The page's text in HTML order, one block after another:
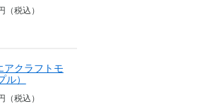
（税込）
アクラフトモ
ル）
（税込）